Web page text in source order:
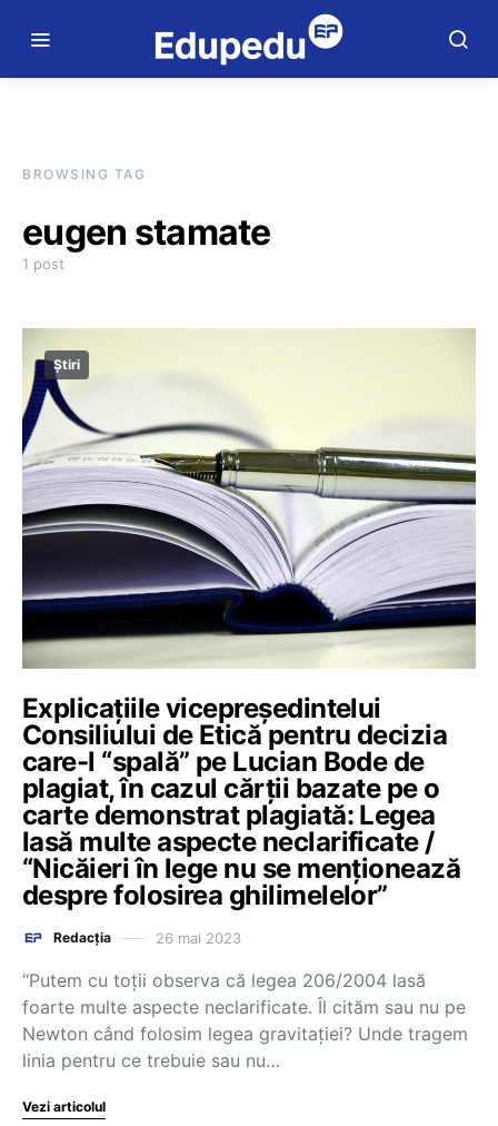
BROWSING TAG
eugen stamate
1 post
Știri
Explicațiile vicepreședintelui
Consiliului de Etică pentru decizia
care-l “spală” pe Lucian Bode de
plagiat, în cazul cărții bazate pe o
carte demonstrat plagiată: Legea
lasă multe aspecte neclarificate /
“Nicăieri în lege nu se menționează
despre folosirea ghilimelelor”
Redacția 26 mai 2023
“Putem cu toții observa că legea 206/2004 lasă
foarte multe aspecte neclarificate. Îl cităm sau nu pe
Newton când folosim legea gravitației? Unde tragem
linia pentru ce trebuie sau nu…
Vezi articolul